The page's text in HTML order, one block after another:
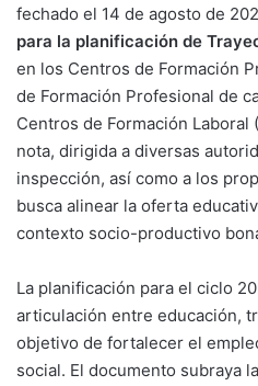
fechado el 14 de agosto de
para la planificación de
en los Centros de Formación
de Formación Profesional de
Centros de Formación Laboral
nota, dirigida a diversas
inspección, así como a los
busca alinear la oferta
contexto socio-productivo
La planificación para el ciclo
articulación entre educación,
objetivo de fortalecer el
social. El documento subraya